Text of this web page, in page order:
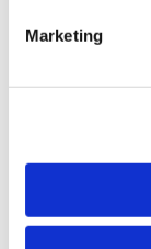
Marketing